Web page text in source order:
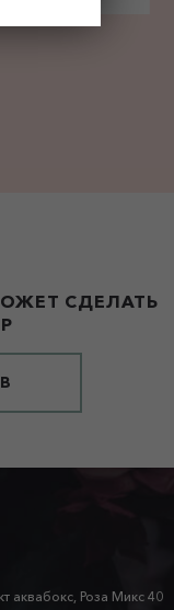
СДЕЛАТЬ
аквабокс, Роза Микс 40